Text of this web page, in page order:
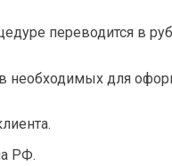
переводится в
необходимых для
РФ.